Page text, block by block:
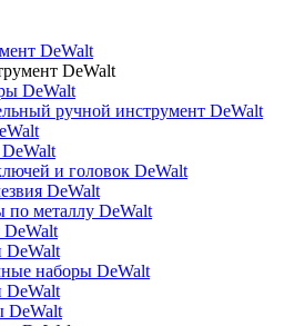
DeWalt
DeWalt
DeWalt
ручной инструмент DeWalt
и головок DeWalt
DeWalt
металлу DeWalt
DeWalt
наборы DeWalt
DeWalt
DeWalt